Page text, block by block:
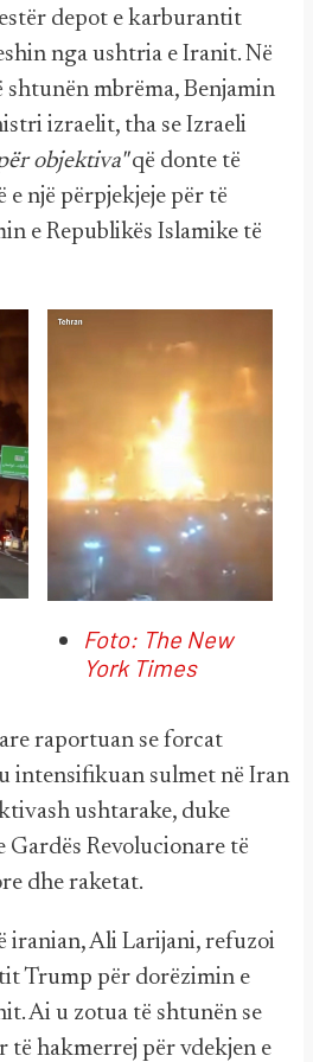
depot e karburantit
nga ushtria e Iranit. Në
mbrëma, Benjamin
izraelit, tha se Izraeli
objektiva"që donte të
e një përpjekjeje për të
e Republikës Islamike të
Foto: The New
York Times
raportuan se forcat
intensifikuan sulmet në Iran
ushtarake, duke
Revolucionare të
dhe raketat.
iranian, Ali Larijani, refuzoi
Trump për dorëzimin e
Ai u zotua të shtunën se
të hakmerrej për vdekjen e